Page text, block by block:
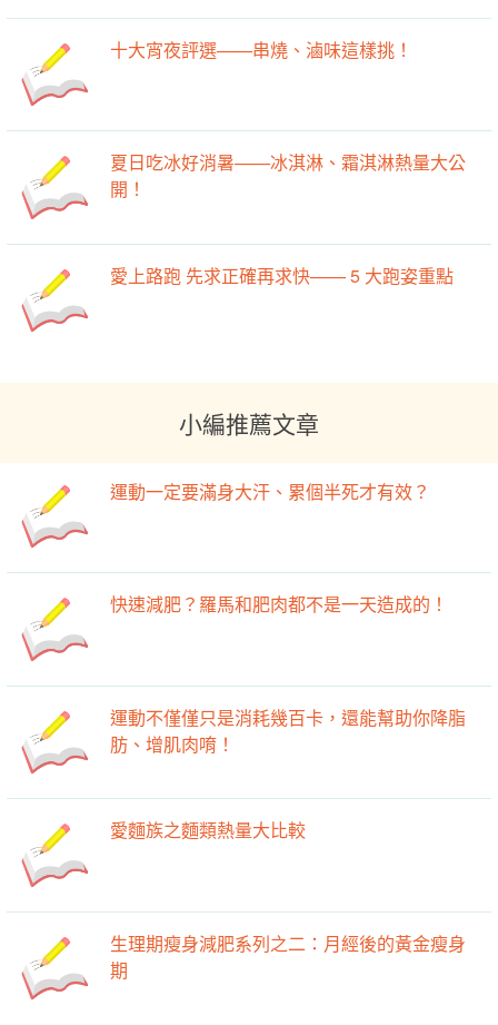
十大宵夜評選——串燒、滷味這樣挑！
夏日吃冰好消暑——冰淇淋、霜淇淋熱量大公
開！
愛上路跑 先求正確再求快—— 5 大跑姿重點
小編推薦文章
運動一定要滿身大汗、累個半死才有效？
快速減肥？羅馬和肥肉都不是一天造成的！
運動不僅僅只是消耗幾百卡，還能幫助你降脂
肪、增肌肉唷！
愛麵族之麵類熱量大比較
生理期瘦身減肥系列之二：月經後的黃金瘦身
期